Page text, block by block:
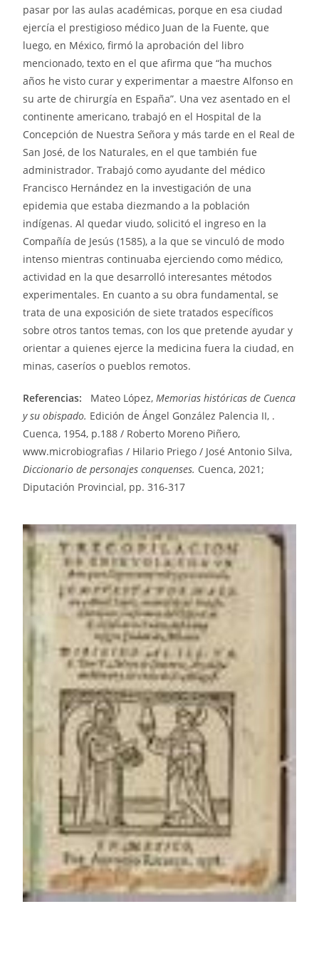
pasar por las aulas académicas, porque en esa ciudad
ejercía el prestigioso médico Juan de la Fuente, que
luego, en México, firmó la aprobación del libro
mencionado, texto en el que afirma que “ha muchos
años he visto curar y experimentar a maestre Alfonso en
su arte de chirurgía en España”. Una vez asentado en el
continente americano, trabajó en el Hospital de la
Concepción de Nuestra Señora y más tarde en el Real de
San José, de los Naturales, en el que también fue
administrador. Trabajó como ayudante del médico
Francisco Hernández en la investigación de una
epidemia que estaba diezmando a la población
indígenas. Al quedar viudo, solicitó el ingreso en la
Compañía de Jesús (1585), a la que se vinculó de modo
intenso mientras continuaba ejerciendo como médico,
actividad en la que desarrolló interesantes métodos
experimentales. En cuanto a su obra fundamental, se
trata de una exposición de siete tratados específicos
sobre otros tantos temas, con los que pretende ayudar y
orientar a quienes ejerce la medicina fuera la ciudad, en
minas, caseríos o pueblos remotos.
Referencias: Mateo López,Memorias históricas de Cuenca
y su obispado. Edición de Ángel González Palencia II, .
Cuenca, 1954, p.188 / Roberto Moreno Piñero,
www.microbiografias / Hilario Priego / José Antonio Silva,
Diccionario de personajes conquenses. Cuenca, 2021;
Diputación Provincial, pp. 316-317